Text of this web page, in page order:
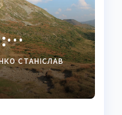
СТАНІСЛАВ